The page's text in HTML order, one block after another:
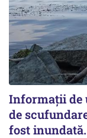
Informații de
de
fost inundată.